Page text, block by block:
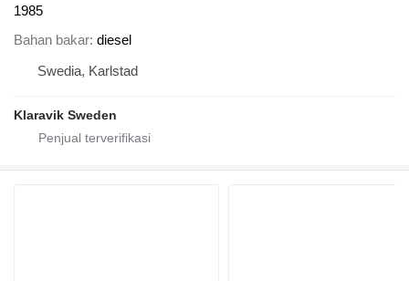
1985
Bahan bakar diesel
Swedia, Karlstad
Klaravik Sweden